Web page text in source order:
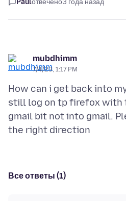
Paulотвечено3 года назад
mubdhimm
7/4/23, 1:17 PM
How can i get back into
still log on tp firefox with
gmail bit not into gmail.
Все ответы (1)